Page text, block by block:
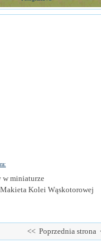
w miniaturze
Kolei Wąskotorowej
<< Poprzednia strona